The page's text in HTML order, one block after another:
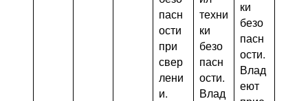
пасн
ости
при
свер
лени
и.
техни
ки
безо
пасн
ости.
Влад
ки
безо
пасн
ости.
Влад
еют